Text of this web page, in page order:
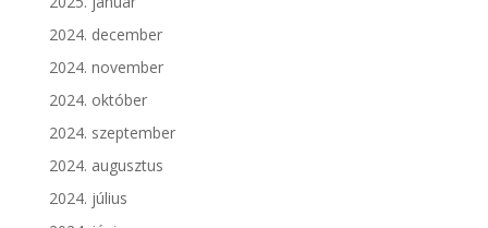
2024. december
2024. november
2024. október
2024. szeptember
2024. augusztus
2024. július